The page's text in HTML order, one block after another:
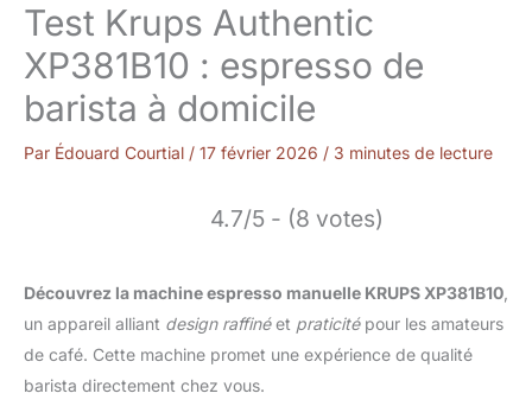
Test Krups Authentic
XP381B10 : espresso de
barista à domicile
Par Édouard Courtial / 17 février 2026 / 3 minutes de lecture
4.7/5 - (8 votes)
Découvrez la machine espresso manuelle KRUPS XP381B10
un appareil alliant design raffinéet praticitépour les amateurs
de café. Cette machine promet une expérience de qualité
barista directement chez vous.